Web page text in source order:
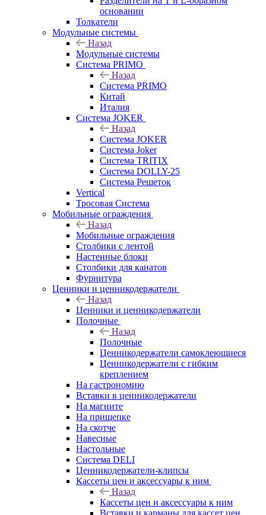
основании
Толкатели
Модульные системы
Назад
Модульные системы
Система PRIMO
Назад
Система PRIMO
Китай
Италия
Система JOKER
Назад
Система JOKER
Система Joker
Система TRITIX
Система DOLLY-25
Система Решеток
Vertical
Тросовая Система
Мобильные ограждения
Назад
Мобильные ограждения
Столбики с лентой
Настенные блоки
Столбики для канатов
Фурнитура
Ценники и ценникодержатели
Назад
Ценники и ценникодержатели
Полочные
Назад
Полочные
Ценникодержатели самоклеющиеся
Ценникодержатели с гибким
креплением
На гастрономию
Вставки в ценникодержатели
На магните
На прищепке
На скотче
Навесные
Настольные
Система DELI
Ценникодержатели-клипсы
Кассеты цен и аксессуары к ним
Назад
Кассеты цен и аксессуары к ним
Вставки и карманы для кассет цен